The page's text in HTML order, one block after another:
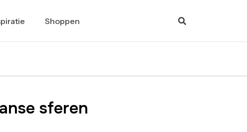
Shoppen
sferen